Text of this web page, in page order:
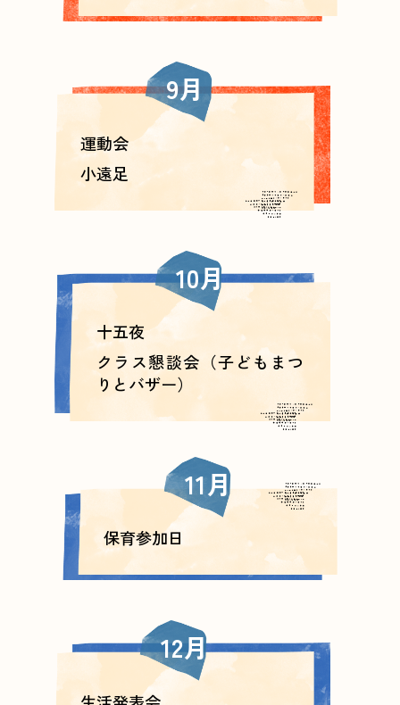
9月
運動会
小遠足
10月
十五夜
クラス懇談会（子どもまつ
りとバザー）
11月
保育参加日
12月